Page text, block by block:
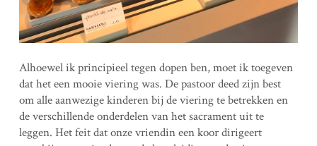
Alhoewel ik principieel tegen dopen ben, moet ik toegeven
dat het een mooie viering was. De pastoor deed zijn best
om alle aanwezige kinderen bij de viering te betrekken en
de verschillende onderdelen van het sacrament uit te
leggen. Het feit dat onze vriendin een koor dirigeert